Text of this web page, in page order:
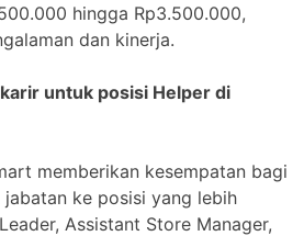
hingga Rp3.500.000,
dan kinerja.
untuk posisi Helper di
memberikan kesempatan bagi
ke posisi yang lebih
Assistant Store Manager,